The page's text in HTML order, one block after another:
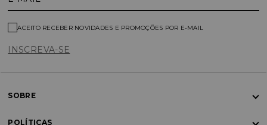
INSCREVA-SE
ACEITO RECEBER NOVIDADES E PROMOÇÕES POR E-MAIL
SOBRE
POLÍTICAS